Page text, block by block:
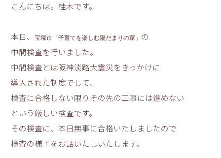
こんにちは。桂木です。
本日、宝塚市「子育てを楽しむ陽だまりの家」 の
中間検査を行いました。
中間検査とは阪神淡路大震災をきっかけに
導入された制度でして、
検査に合格しない限りその先の工事には進めない
という厳しい検査です。
その検査に、本日無事に合格いたしましたので
検査の様子をお話いたしいたします。